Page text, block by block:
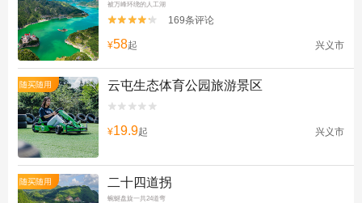
被万峰环绕的人工湖

 169条评论
¥58起 兴义市
随买随用 云屯生态体育公园旅游景区


¥19.9起 兴义市
随买随用 二十四道拐
蜿蜒盘旋一共24道弯